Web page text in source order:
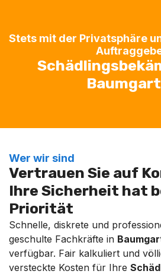
Stets mit der Privatsphäre
Wer wir sind
Vertrauen Sie auf
Ihre Sicherheit hat
Priorität
Schnelle, diskrete und
geschulte Fachkräfte in
verfügbar. Fair kalkuliert und
versteckte Kosten für Ihre